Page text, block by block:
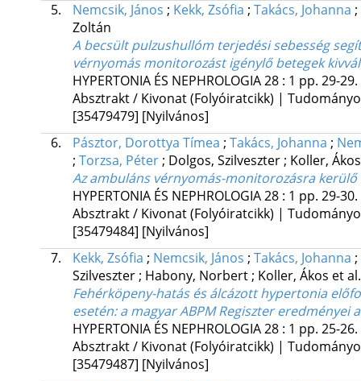
5.
Nemcsik, János ; Kekk, Zsófia ; Takács, Johanna ;
Zoltán
A becsült pulzushullóm terjedési sebesség
vérnyomás monitorozást igénylő betegek
HYPERTONIA ÉS NEPHROLOGIA28: 1 pp. 29-
Absztrakt / Kivonat (Folyóiratcikk) |
[35479479] [Nyilvános]
6.
Pásztor, Dorottya Tímea ; Takács, Johanna ;
; Torzsa, Péter; Dolgos, Szilveszter; Koller,
Az ambuláns vérnyomás-monitorozásra kerülő
HYPERTONIA ÉS NEPHROLOGIA28: 1 pp. 29-
Absztrakt / Kivonat (Folyóiratcikk) |
[35479484] [Nyilvános]
7.
Kekk, Zsófia ; Nemcsik, János ; Takács, Johanna ;
Szilveszter; Habony, Norbert; Koller, Ákos et al.
Fehérköpeny-hatás és álcázott hypertonia
esetén: a magyar ABPM Regiszter eredményei
HYPERTONIA ÉS NEPHROLOGIA28: 1 pp. 25-
Absztrakt / Kivonat (Folyóiratcikk) |
[35479487] [Nyilvános]